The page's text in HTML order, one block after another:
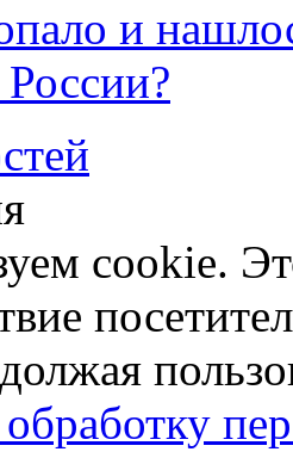
и
cookie.
обработку